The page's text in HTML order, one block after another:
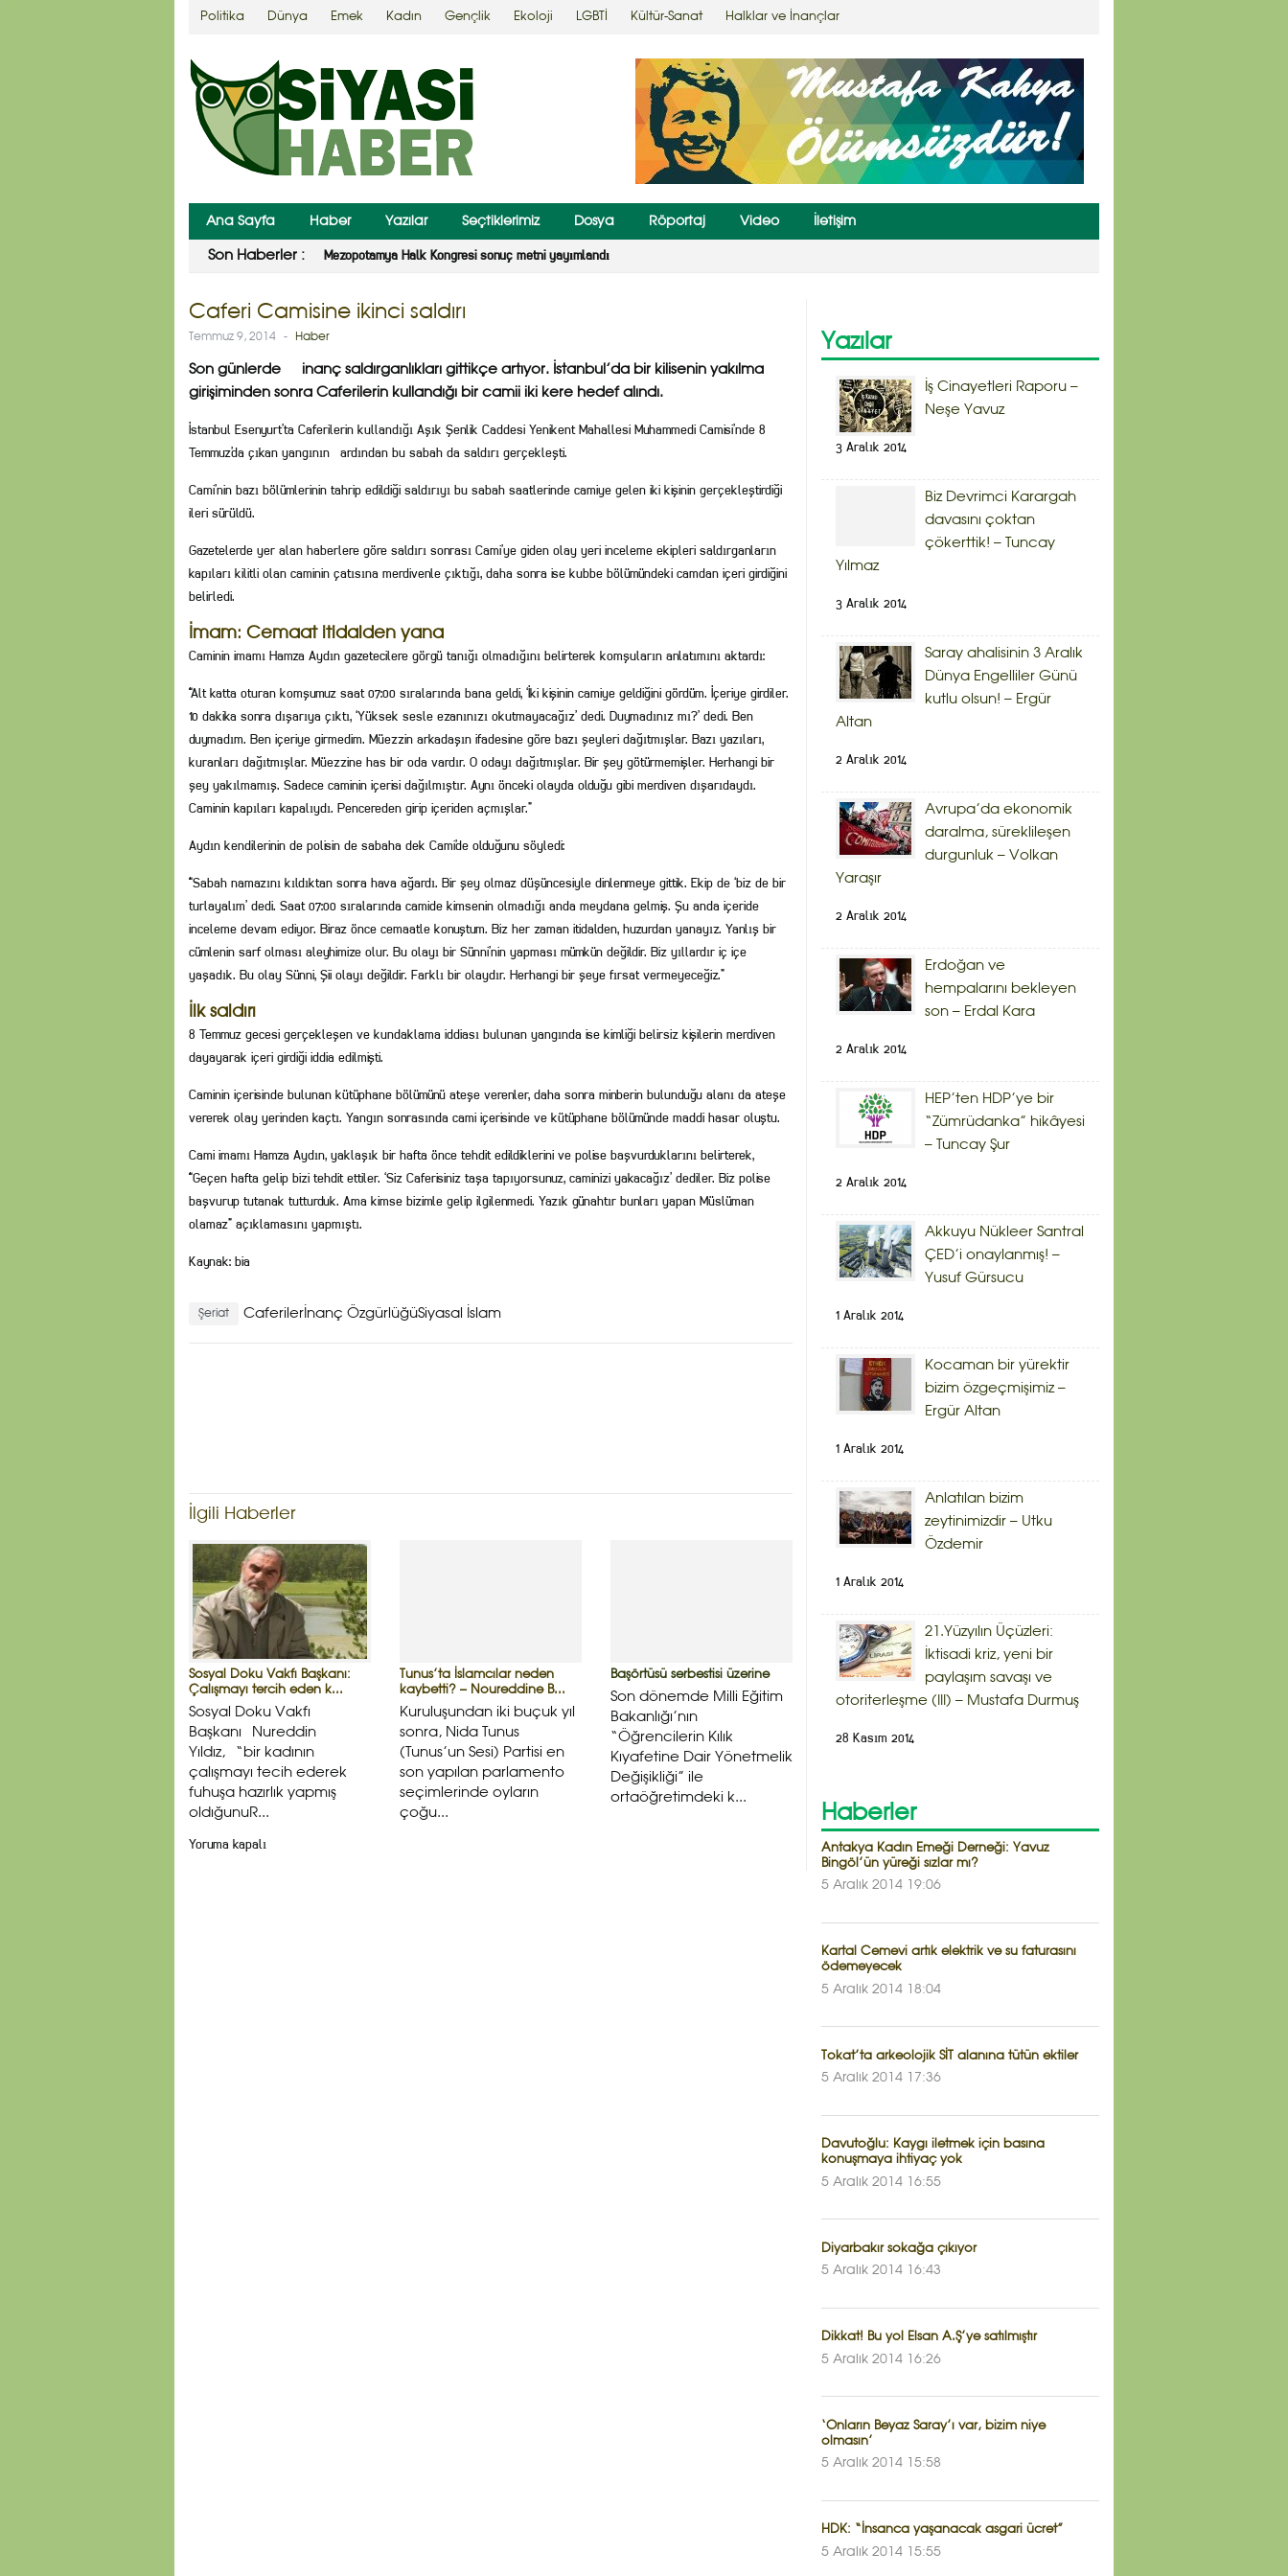
Politika Dünya Emek Kadın Gençlik Ekoloji LGBTİ Kültür-Sanat Halklar ve İnançlar
Ana Sayfa Haber Yazılar Seçtiklerimiz Dosya Röportaj Video İletişim
Son Haberler : Mezopotamya Halk Kongresi sonuç metni yayımlandı
Caferi Camisine ikinci saldırı
Temmuz 9, 2014 - Haber
Son günlerde inanç saldırganlıkları gittikçe artıyor. İstanbul’da bir kilisenin yakılma
girişiminden sonra Caferilerin kullandığı bir camii iki kere hedef alındı.
İstanbul Esenyurt’ta Caferilerin kullandığı Aşık Şenlik Caddesi Yenikent Mahallesi Muhammedi Camisi’nde 8
Temmuz’da çıkan yangının
ardından bu sabah da saldırı gerçekleşti.
Cami’nin bazı bölümlerinin tahrip edildiği saldırıyı bu sabah saatlerinde camiye gelen iki kişinin gerçekleştirdiği
ileri sürüldü.
Gazetelerde yer alan haberlere göre saldırı sonrası Cami’ye giden olay yeri inceleme ekipleri saldırganların
kapıları kilitli olan caminin çatısına merdivenle çıktığı, daha sonra ise kubbe bölümündeki camdan içeri girdiğini
belirledi.
İmam: Cemaat itidalden yana
Caminin imamı Hamza Aydın gazetecilere görgü tanığı olmadığını belirterek komşuların anlatımını aktardı:
“Alt katta oturan komşumuz saat 07:00 sıralarında bana geldi, ‘İki kişinin camiye geldiğini gördüm. İçeriye girdiler.
10 dakika sonra dışarıya çıktı, ‘Yüksek sesle ezanınızı okutmayacağız’ dedi. Duymadınız mı?’ dedi. Ben
duymadım. Ben içeriye girmedim. Müezzin arkadaşın ifadesine göre bazı şeyleri dağıtmışlar. Bazı yazıları,
kuranları dağıtmışlar. Müezzine has bir oda vardır. O odayı dağıtmışlar. Bir şey götürmemişler. Herhangi bir
şey yakılmamış. Sadece caminin içerisi dağılmıştır. Aynı önceki olayda olduğu gibi merdiven dışarıdaydı.
Caminin kapıları kapalıydı. Pencereden girip içeriden açmışlar.”
Aydın kendilerinin de polisin de sabaha dek Cami’de olduğunu söyledi:
“Sabah namazını kıldıktan sonra hava ağardı. Bir şey olmaz düşüncesiyle dinlenmeye gittik. Ekip de ‘biz de bir
turlayalım’ dedi. Saat 07:00 sıralarında camide kimsenin olmadığı anda meydana gelmiş. Şu anda içeride
inceleme devam ediyor. Biraz önce cemaatle konuştum. Biz her zaman itidalden, huzurdan yanayız. Yanlış bir
cümlenin sarf olması aleyhimize olur. Bu olayı bir Sünni’nin yapması mümkün değildir. Biz yıllardır iç içe
yaşadık. Bu olay Sünni, Şii olayı değildir. Farklı bir olaydır. Herhangi bir şeye fırsat vermeyeceğiz.”
İlk saldırı
8 Temmuz gecesi gerçekleşen ve kundaklama iddiası bulunan yangında ise kimliği belirsiz kişilerin merdiven
dayayarak içeri girdiği iddia edilmişti.
Caminin içerisinde bulunan kütüphane bölümünü ateşe verenler, daha sonra minberin bulunduğu alanı da ateşe
vererek olay yerinden kaçtı. Yangın sonrasında cami içerisinde ve kütüphane bölümünde maddi hasar oluştu.
Cami imamı Hamza Aydın, yaklaşık bir hafta önce tehdit edildiklerini ve polise başvurduklarını belirterek,
“Geçen hafta gelip bizi tehdit ettiler. ‘Siz Caferisiniz taşa tapıyorsunuz, caminizi yakacağız’ dediler. Biz polise
başvurup tutanak tutturduk. Ama kimse bizimle gelip ilgilenmedi. Yazık günahtır bunları yapan Müslüman
olamaz” açıklamasını yapmıştı.
Kaynak: bia
Caferilerİnanç Özgürlüğü
Şeriat Siyasal İslam
İlgili Haberler
Sosyal Doku Vakfı Başkanı:
Çalışmayı tercih eden k...
Sosyal Doku Vakfı
Başkanı Nureddin
Yıldız, “bir kadının
çalışmayı tecih ederek
fuhuşa hazırlık yapmış
oldığunuR...
Tunus’ta İslamcılar neden
kaybetti? – Noureddine B...
Kuruluşundan iki buçuk yıl
sonra, Nida Tunus
(Tunus’un Sesi) Partisi en
son yapılan parlamento
seçimlerinde oyların
çoğu...
Başörtüsü serbestisi üzerine
Son dönemde Milli Eğitim
Bakanlığı’nın
“Öğrencilerin Kılık
Kıyafetine Dair Yönetmelik
Değişikliği” ile
ortaöğretimdeki k...
Yoruma kapalı
Yazılar
İş Cinayetleri Raporu –
Neşe Yavuz
3 Aralık 2014
Biz Devrimci Karargah
davasını çoktan
çökerttik! – Tuncay
Yılmaz
3 Aralık 2014
Saray ahalisinin 3 Aralık
Dünya Engelliler Günü
kutlu olsun! – Ergür
Altan
2 Aralık 2014
Avrupa’da ekonomik
daralma, süreklileşen
durgunluk – Volkan
Yaraşır
2 Aralık 2014
Erdoğan ve
hempalarını bekleyen
son – Erdal Kara
2 Aralık 2014
HEP’ten HDP’ye bir
“Zümrüdanka” hikâyesi
– Tuncay Şur
2 Aralık 2014
Akkuyu Nükleer Santral
ÇED’i onaylanmış! –
Yusuf Gürsucu
1 Aralık 2014
Kocaman bir yürektir
bizim özgeçmişimiz –
Ergür Altan
1 Aralık 2014
Anlatılan bizim
zeytinimizdir – Utku
Özdemir
1 Aralık 2014
21.Yüzyılın Üçüzleri:
İktisadi kriz, yeni bir
paylaşım savaşı ve
otoriterleşme (III) – Mustafa Durmuş
28 Kasım 2014
Haberler
Antakya Kadın Emeği Derneği: Yavuz
Bingöl’ün yüreği sızlar mı?
5 Aralık 2014 19:06
Kartal Cemevi artık elektrik ve su faturasını
ödemeyecek
5 Aralık 2014 18:04
Tokat’ta arkeolojik SİT alanına tütün ektiler
5 Aralık 2014 17:36
Davutoğlu: Kaygı iletmek için basına
konuşmaya ihtiyaç yok
5 Aralık 2014 16:55
Diyarbakır sokağa çıkıyor
5 Aralık 2014 16:43
Dikkat! Bu yol Elsan A.Ş’ye satılmıştır
5 Aralık 2014 16:26
‘Onların Beyaz Saray’ı var, bizim niye
olmasın’
5 Aralık 2014 15:58
HDK: “İnsanca yaşanacak asgari ücret”
5 Aralık 2014 15:55